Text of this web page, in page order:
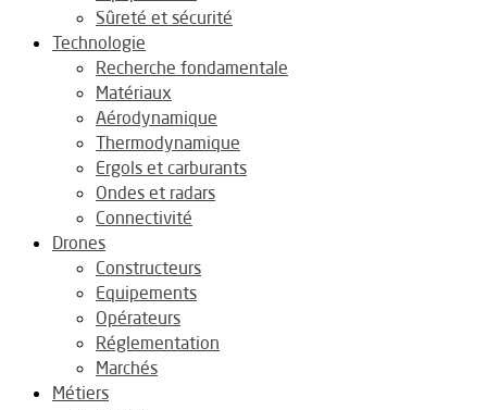
Sûreté et sécurité
Technologie
Recherche fondamentale
Matériaux
Aérodynamique
Thermodynamique
Ergols et carburants
Ondes et radars
Connectivité
Drones
Constructeurs
Equipements
Opérateurs
Réglementation
Marchés
Métiers